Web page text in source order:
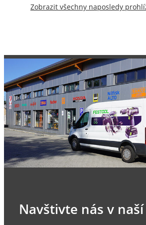
Zobrazit všechny naposledy
Navštivte nás v